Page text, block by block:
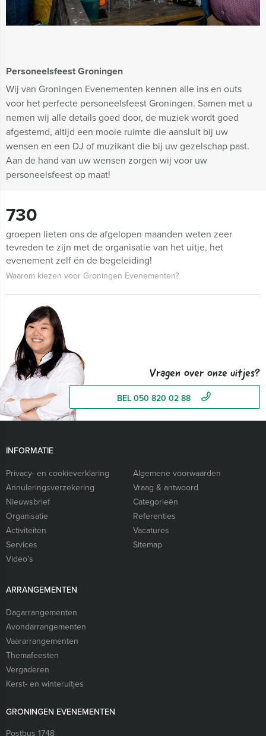
Personeelsfeest Groningen
Wij van Groningen Evenementen kennen alle ins en outs
voor het perfecte personeelsfeest Groningen. Samen met u
nemen wij alle details goed door, de muziek wordt goed
afgestemd, altijd een mooie ruimte die aansluit bij uw
wensen en een DJ of muzikant die bij uw gezelschap past.
Aan de hand van uw wensen zorgen wij voor uw
personeelsfeest op maat!
730
groepen lieten ons de afgelopen maanden weten zeer
tevreden te zijn met de organisatie van het uitje, het
evenement zelf én de begeleiding!
Waarom kiezen voor Groningen Evenementen?
Vragen over onze uitjes?
BEL 050 820 02 88
INFORMATIE
Privacy- en cookieverklaring
Algemene voorwaarden
Annuleringsverzekering
Vraag & antwoord
Nieuwsbrief
Categorieën
Organisatie
Referenties
Activiteiten
Vacatures
Services
Sitemap
Video’s
ARRANGEMENTEN
Dagarrangementen
Avondarrangementen
Vaararrangementen
Themafeesten
Vergaderen
Kerst- en winteruitjes
GRONINGEN EVENEMENTEN
Postbus 1748